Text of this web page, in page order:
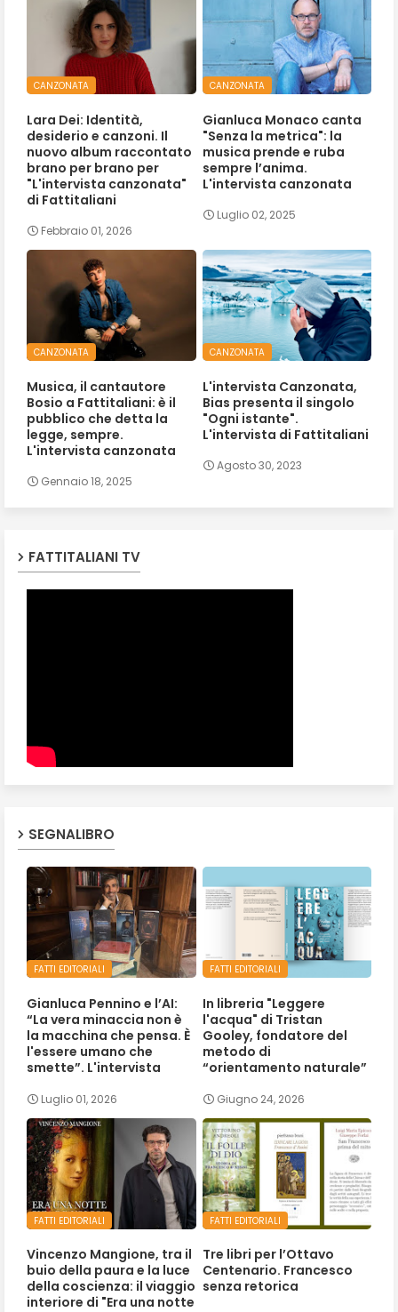
CANZONATA
Lara Dei: Identità,
desiderio e canzoni. Il
nuovo album raccontato
brano per brano per
"L'intervista canzonata"
di Fattitaliani
Febbraio 01, 2026
CANZONATA
Gianluca Monaco canta
"Senza la metrica": la
musica prende e ruba
sempre l’anima.
L'intervista canzonata
Luglio 02, 2025
CANZONATA
Musica, il cantautore
Bosio a Fattitaliani: è il
pubblico che detta la
legge, sempre.
L'intervista canzonata
Gennaio 18, 2025
CANZONATA
L'intervista Canzonata,
Bias presenta il singolo
"Ogni istante".
L'intervista di Fattitaliani
Agosto 30, 2023
FATTITALIANI TV
SEGNALIBRO
FATTI EDITORIALI
Gianluca Pennino e l’AI:
“La vera minaccia non è
la macchina che pensa. È
l'essere umano che
smette”. L'intervista
Luglio 01, 2026
FATTI EDITORIALI
In libreria "Leggere
l'acqua" di Tristan
Gooley, fondatore del
metodo di
“orientamento naturale”
Giugno 24, 2026
FATTI EDITORIALI
Vincenzo Mangione, tra il
buio della paura e la luce
della coscienza: il viaggio
interiore di "Era una notte
FATTI EDITORIALI
Tre libri per l’Ottavo
Centenario. Francesco
senza retorica